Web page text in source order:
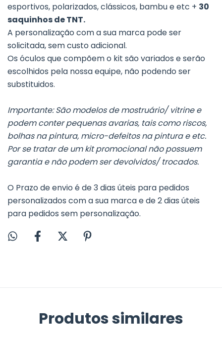
esportivos, polarizados, clássicos, bambu e etc + 30
saquinhos de TNT.
A personalização com a sua marca pode ser
solicitada, sem custo adicional.
Os óculos que compõem o kit são variados e serão
escolhidos pela nossa equipe, não podendo ser
substituidos.
Importante: São modelos de mostruário/ vitrine e
podem conter pequenas avarias, tais como riscos,
bolhas na pintura, micro-defeitos na pintura e etc.
Por se tratar de um kit promocional não possuem
garantia e não podem ser devolvidos/ trocados.
O Prazo de envio é de 3 dias úteis para pedidos
personalizados com a sua marca e de 2 dias úteis
para pedidos sem personalização.
Produtos similares